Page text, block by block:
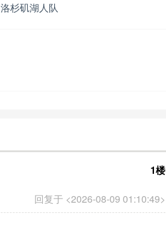
洛杉矶湖人队
回复于 <2026-08-09 01:10:49>
1楼